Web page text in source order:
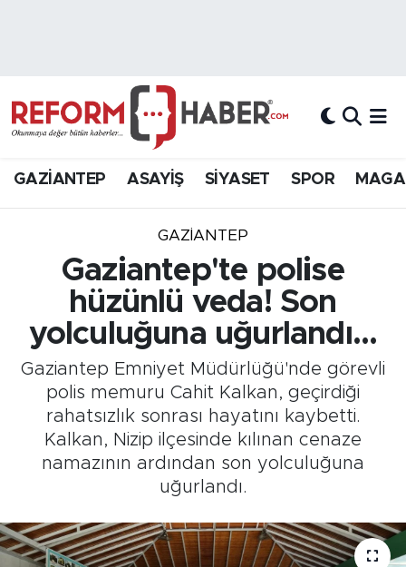
GAZİANTEP ASAYİŞ SİYASET SPOR
GAZIANTEP
Gaziantep'te polise
hüzünlü veda! Son
yolculuğuna uğurlandı...
Gaziantep Emniyet Müdürlüğü'nde görevli
polis memuru Cahit Kalkan, geçirdiği
rahatsızlık sonrası hayatını kaybetti.
Kalkan, Nizip ilçesinde kılınan cenaze
namazının ardından son yolculuğuna
uğurlandı.
Hava Durumu
Süper Lig Puan Durumu ve Fikstür
Tüm Manşetler
Son Dakika Haberleri
Haber Arşivi